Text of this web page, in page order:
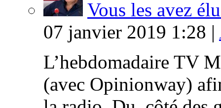
Vous les avez
07 janvier 2019 1:28 |
L’hebdomadaire TV
(avec Opinionway)